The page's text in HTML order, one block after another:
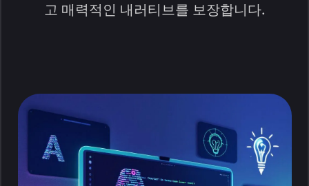
고 매력적인 내러티브를 보장합니다.